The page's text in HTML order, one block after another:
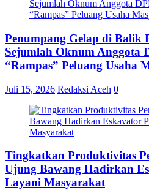
Penumpang Gelap di Balik
Sejumlah Oknum Anggota
“Rampas” Peluang Usaha
Juli 15, 2026 Redaksi Aceh 0
Tingkatkan Produktivitas
Ujung Bawang Hadirkan
Layani Masyarakat